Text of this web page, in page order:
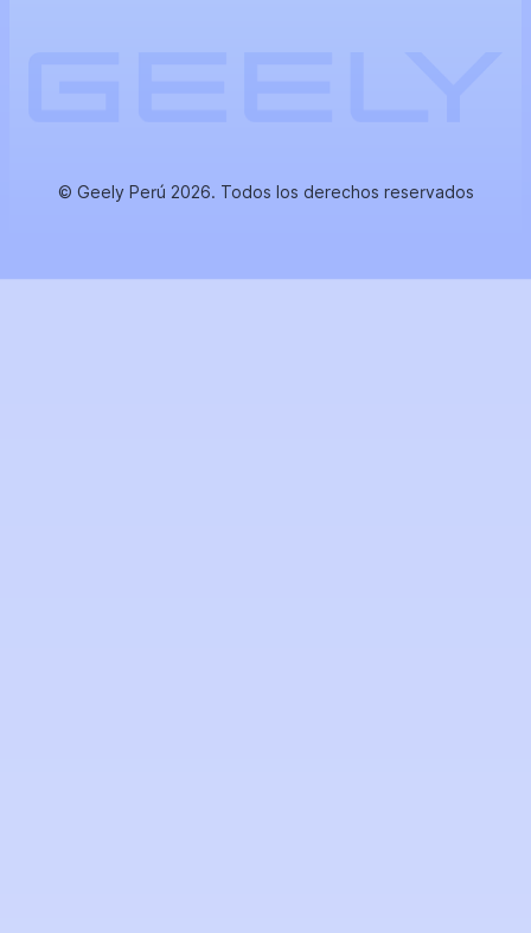
© Geely Perú 2026. Todos los derechos reservados